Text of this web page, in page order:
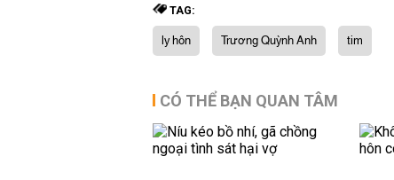
TAG:
ly hôn Trương Quỳnh Anh tim
CÓ THỂ BẠN QUAN TÂM